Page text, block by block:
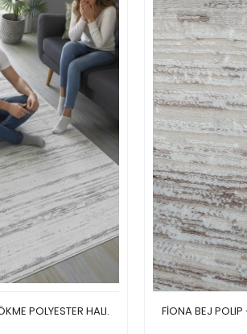
POLYESTER HALI. FİONA BEJ POLIP